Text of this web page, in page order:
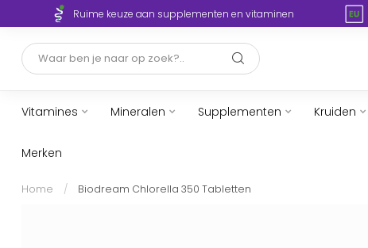
Ruime keuze aan supplementen en vitaminen
Vitamines Mineralen Supplementen Kruiden
Merken
Home / Biodream Chlorella 350 Tabletten